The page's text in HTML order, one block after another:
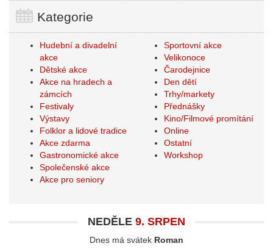
Kategorie
Hudební a divadelní
akce
Dětské akce
Akce na hradech a
zámcích
Festivaly
Výstavy
Folklor a lidové tradice
Akce zdarma
Gastronomické akce
Společenské akce
Akce pro seniory
Sportovní akce
Velikonoce
Čarodejnice
Den dětí
Trhy/markety
Přednášky
Kino/Filmové promítání
Online
Ostatní
Workshop
NEDĚLE 9. SRPEN
Dnes má svátek Roman